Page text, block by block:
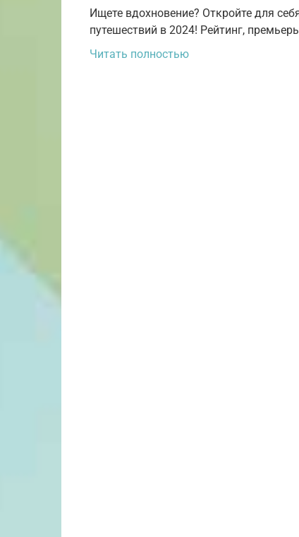
Ищете вдохновение? Откройте для
путешествий в 2024! Рейтинг,
Читать полностью